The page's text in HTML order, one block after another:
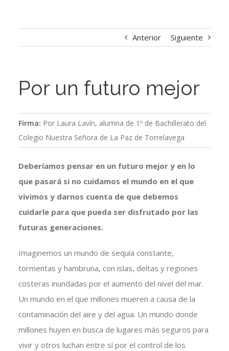
Anterior Siguiente
Por un futuro mejor
Firma: Por Laura Lavín, alumna de 1º de Bachillerato del
Colegio Nuestra Señora de La Paz de Torrelavega
Deberíamos pensar en un futuro mejor y en lo
que pasará si no cuidamos el mundo en el que
vivimos y darnos cuenta de que debemos
cuidarle para que pueda ser disfrutado por las
futuras generaciones.
Imaginemos un mundo de sequía constante,
tormentas y hambruna, con islas, deltas y regiones
costeras inundadas por el aumento del nivel del mar.
Un mundo en el que millones mueren a causa de la
contaminación del aire y del agua. Un mundo donde
millones huyen en busca de lugares más seguros para
vivir y otros luchan entre sí por el control de los